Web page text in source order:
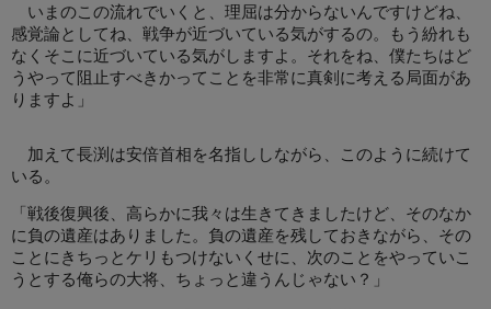
いまのこの流れでいくと、理屈は分からないんですけどね、
感覚論としてね、戦争が近づいている気がするの。もう紛れも
なくそこに近づいている気がしますよ。それをね、僕たちはど
うやって阻止すべきかってことを非常に真剣に考える局面があ
りますよ」
加えて長渕は安倍首相を名指ししながら、このように続けて
いる。
「戦後復興後、高らかに我々は生きてきましたけど、そのなか
に負の遺産はありました。負の遺産を残しておきながら、その
ことにきちっとケリもつけないくせに、次のことをやっていこ
うとする俺らの大将、ちょっと違うんじゃない？」